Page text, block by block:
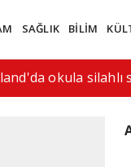
SAĞLIK BİLİM
askeri saldırı